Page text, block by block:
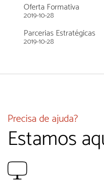
Oferta Formativa
2019-10-28
Parcerias Estratégicas
2019-10-28
Precisa de ajuda?
Estamos